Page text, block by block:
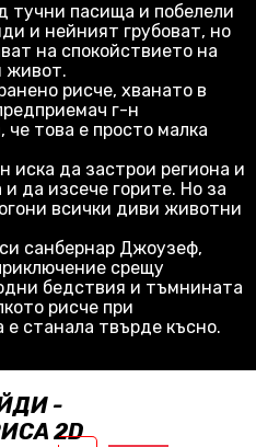
тучни пасища и побелели
и нейният грубоват, но
на спокойствието на
живот.
рисче, хванато в
г-н
това е просто малка
иска да застрои региона и
да изсече горите. Но за
всички диви животни
санбернар Джоузеф,
срещу
бедствия и тъмнината
рисче при
станала твърде късно.
-
2D